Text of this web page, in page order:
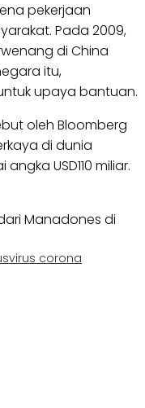
pekerjaan
Pada 2009,
di China
itu,
upaya bantuan.
oleh Bloomberg
di dunia
USD110 miliar.
Manadones di
virus corona